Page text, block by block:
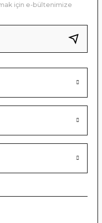
için e-bültenimize